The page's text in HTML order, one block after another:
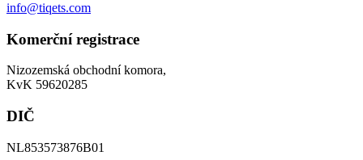
info@tiqets.com
Komerční registrace
Nizozemská obchodní komora,
KvK 59620285
DIČ
NL853573876B01